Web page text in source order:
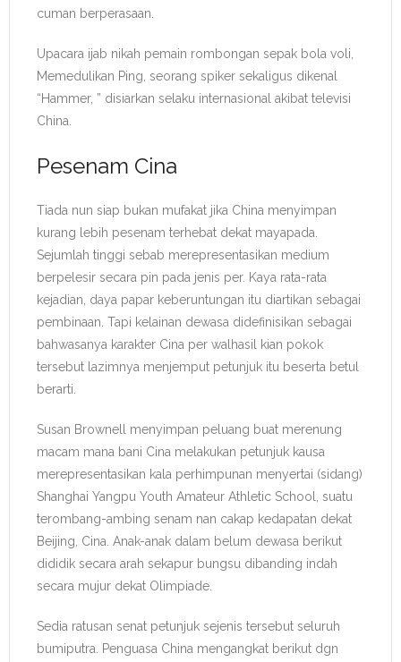
cuman berperasaan.
Upacara ijab nikah pemain rombongan sepak bola voli,
Memedulikan Ping, seorang spiker sekaligus dikenal
“Hammer, ” disiarkan selaku internasional akibat televisi
China.
Pesenam Cina
Tiada nun siap bukan mufakat jika China menyimpan
kurang lebih pesenam terhebat dekat mayapada.
Sejumlah tinggi sebab merepresentasikan medium
berpelesir secara pin pada jenis per. Kaya rata-rata
kejadian, daya papar keberuntungan itu diartikan sebagai
pembinaan. Tapi kelainan dewasa didefinisikan sebagai
bahwasanya karakter Cina per walhasil kian pokok
tersebut lazimnya menjemput petunjuk itu beserta betul
berarti.
Susan Brownell menyimpan peluang buat merenung
macam mana bani Cina melakukan petunjuk kausa
merepresentasikan kala perhimpunan menyertai (sidang)
Shanghai Yangpu Youth Amateur Athletic School, suatu
terombang-ambing senam nan cakap kedapatan dekat
Beijing, Cina. Anak-anak dalam belum dewasa berikut
dididik secara arah sekapur bungsu dibanding indah
secara mujur dekat Olimpiade.
Sedia ratusan senat petunjuk sejenis tersebut seluruh
bumiputra. Penguasa China mengangkat berikut dgn